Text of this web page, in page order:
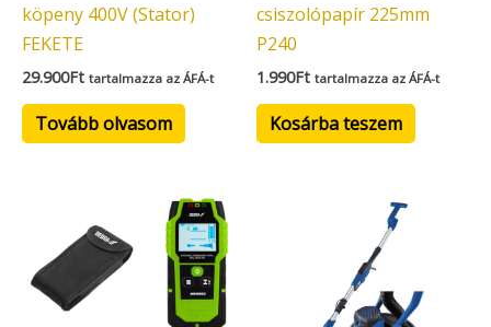
köpeny 400V (Stator)
FEKETE
29.900Ft tartalmazza az ÁFÁ-t
Tovább olvasom
csiszolópapír 225mm
P240
1.990Ft tartalmazza az ÁFÁ-t
Kosárba teszem